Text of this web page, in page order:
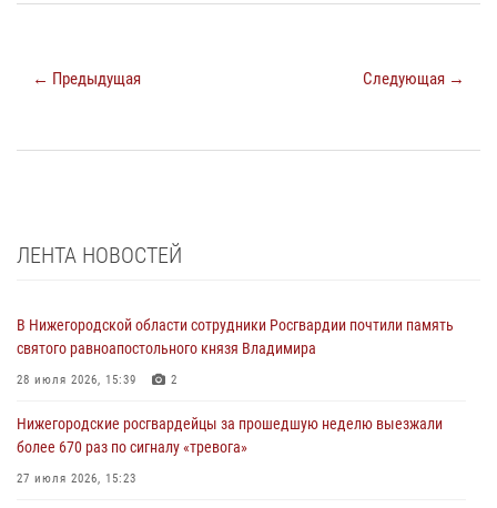
← Предыдущая Следующая →
ЛЕНТА НОВОСТЕЙ
В Нижегородской области сотрудники Росгвардии почтили память
святого равноапостольного князя Владимира
28 июля 2026, 15:39 2
Нижегородские росгвардейцы за прошедшую неделю выезжали
более 670 раз по сигналу «тревога»
27 июля 2026, 15:23